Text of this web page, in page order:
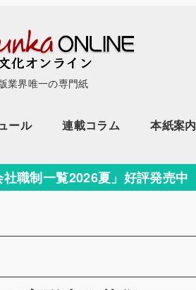
業界唯一の専門紙
ール 連載コラム 本紙案内
職制一覧2026夏」好評発売中